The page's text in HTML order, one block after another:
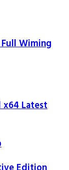
Wiming
Latest